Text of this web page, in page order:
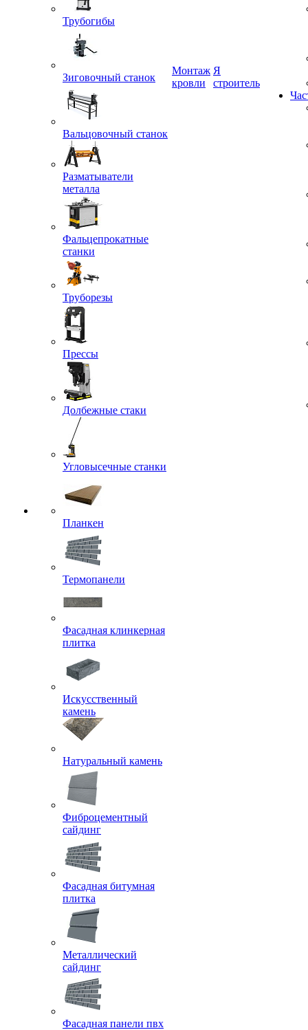
Трубогибы
Зиговочный станок
Вальцовочный станок
Разматыватели
металла
Фальцепрокатные
станки
Труборезы
Прессы
Долбежные стаки
Угловысечные станки
Планкен
Термопанели
Фасадная клинкерная
плитка
Искусственный
камень
Натуральный камень
Фиброцементный
сайдинг
Фасадная битумная
плитка
Металлический
сайдинг
Фасадная панели пвх
кровли
строитель